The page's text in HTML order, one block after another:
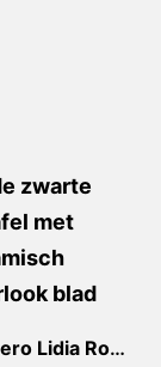
Calacatta Nero Lidia Rond